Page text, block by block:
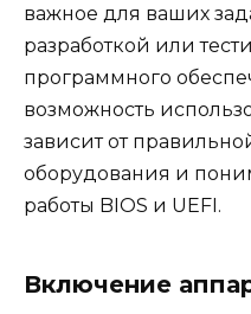
важное для ваших
разработкой или
программного
возможность
зависит от
оборудования и
работы BIOS и UEFI.
Включение